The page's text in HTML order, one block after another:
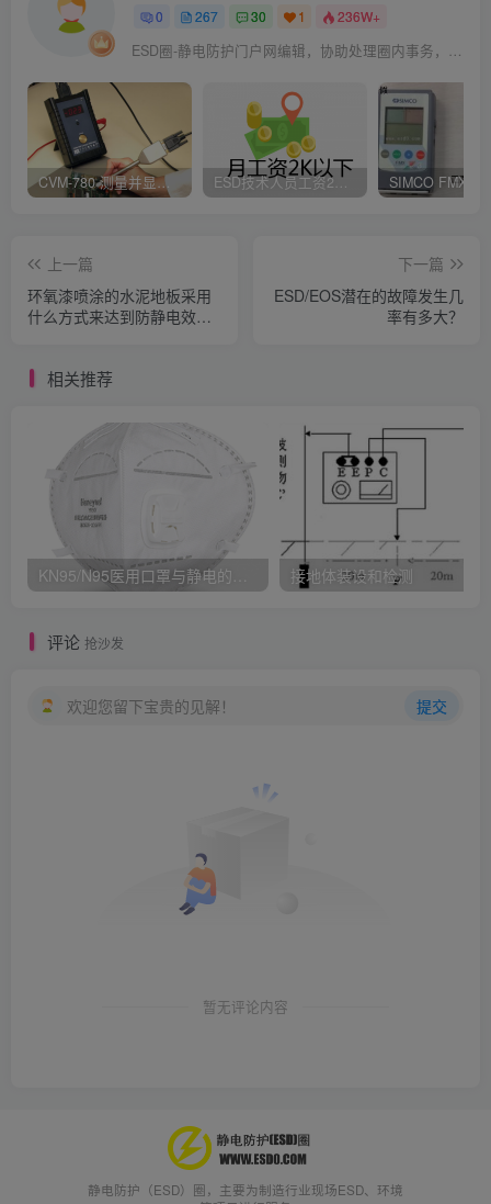
0 267 30 1 236W+
ESD圈-静电防护门户网编辑，协助处理圈内事务，宗旨：收集整理免费分享，欢迎各位业界朋友对每篇文章进行点评，以便大家共同学习在线讨论！
CVM-780 测量并显示实时静电压数据、操作说明 ESD技术人员工资2K以下，你相信吗？
上一篇
环氧漆喷涂的水泥地板采用
什么方式来达到防静电效
下一篇
ESD/EOS潜在的故障发生几
率有多大？
相关推荐
KN95/N95医用口罩与静电的秘密关系 接地体装设和检测
评论 抢沙发
欢迎您留下宝贵的见解！ 提交
暂无评论内容
静电防护（ESD）圈，主要为制造行业现场ESD、环境